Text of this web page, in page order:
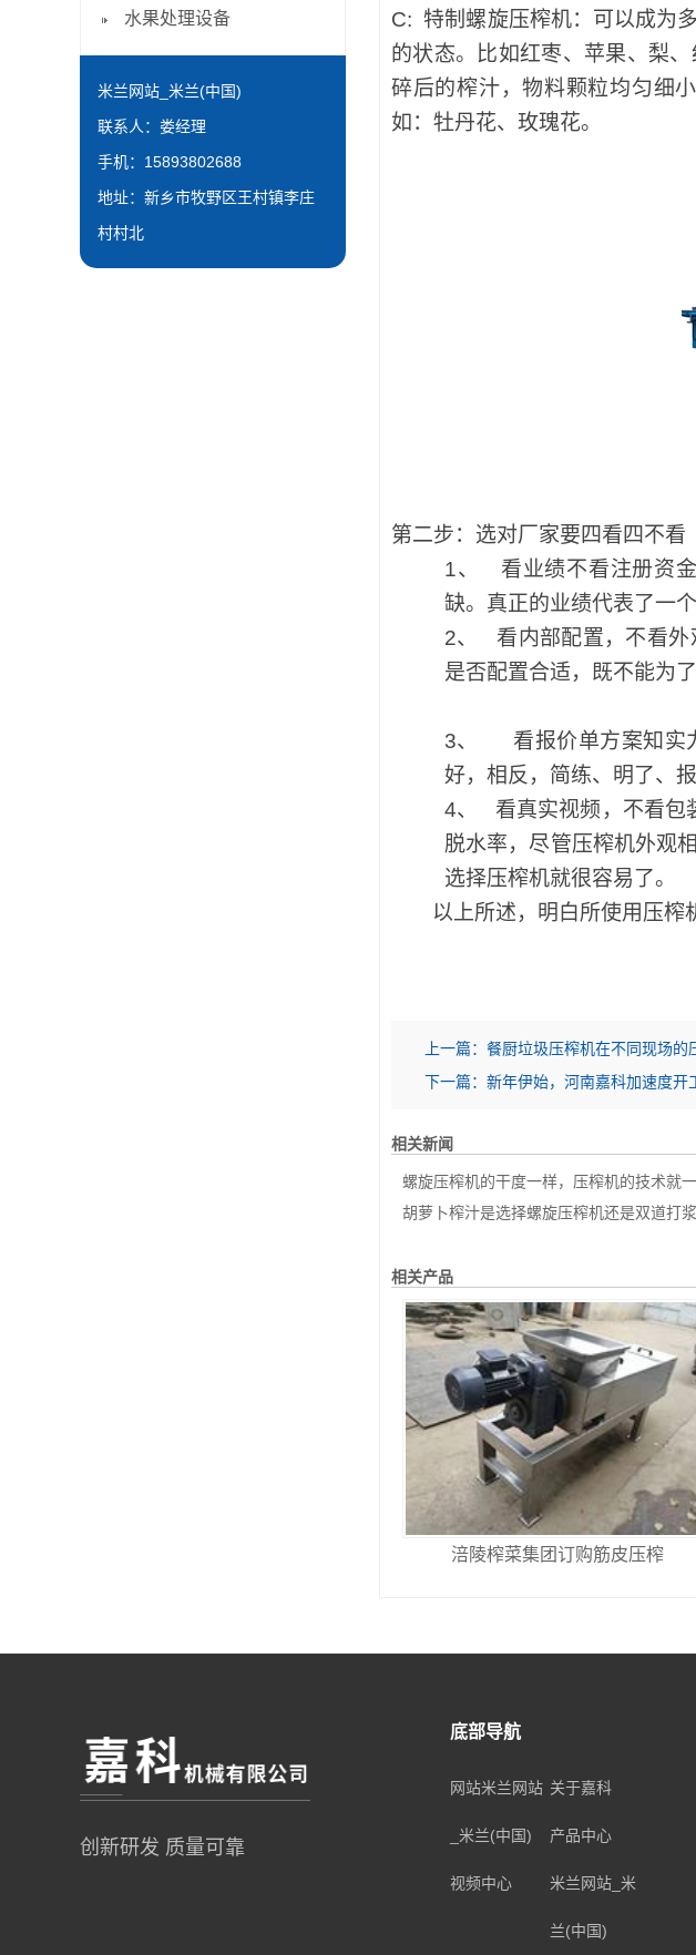
C:特制螺旋压榨机：可以成为
的状态。比如红枣、苹果、梨
碎后的榨汁，物料颗粒均匀细
如：牡丹花、玫瑰花。
第二步：选对厂家要四看四不看
1、
看业绩不看注册资
缺。真正的业绩代表了一
2、
看内部配置，不看
是否配置合适，既不能为
3、
看报价单方案知实
好，相反，简练、明了、
4、
看真实视频，不看包
脱水率，尽管压榨机外观
选择压榨机就很容易了。
以上所述，明白所使用压榨
上一篇： 餐厨垃圾压榨机在不同现场的
下一篇： 新年伊始，河南嘉科加速度开
相关新闻
螺旋压榨机的干度一样，压榨机的技术就一
胡萝卜榨汁是选择螺旋压榨机还是双道打浆
相关产品
涪陵榨菜集团订购筋皮压榨
水果处理设备
米兰网站_米兰(中国)
联系人：娄经理
手机：15893802688
地址：新乡市牧野区王村镇李庄
村村北
创新研发 质量可靠
底部导航
网站米兰网站
_米兰(中国)
关于嘉科
产品中心
视频中心 米兰网站_米
兰(中国)